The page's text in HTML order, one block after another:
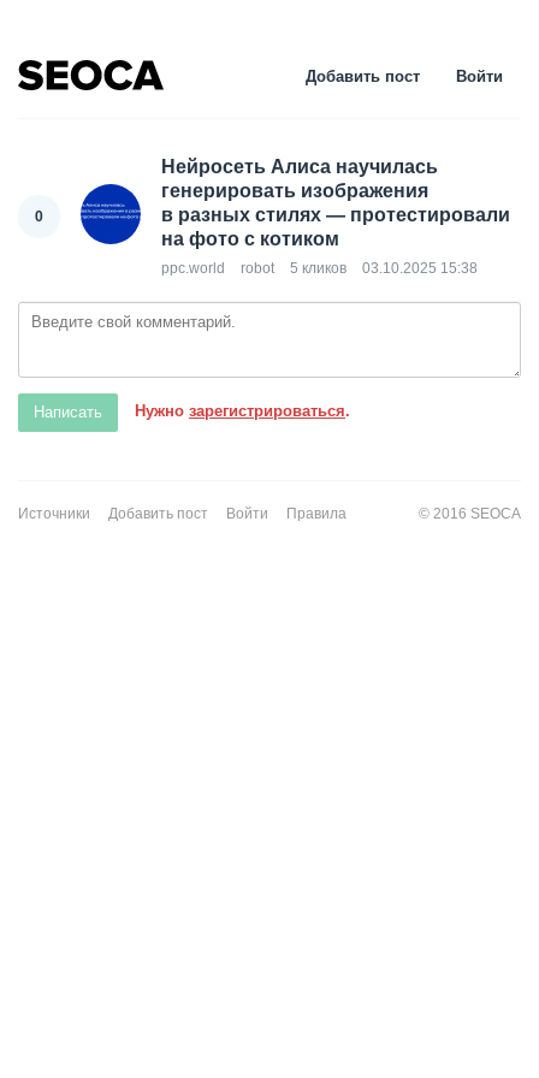
Добавить пост Войти
0
Нейросеть Алиса научилась
генерировать изображения
в разных стилях — протестировали
на фото с котиком
ppc.world robot 5 кликов 03.10.2025 15:38
Нужно зарегистрироваться.
Источники Добавить пост Войти Правила © 2016 SEOCA